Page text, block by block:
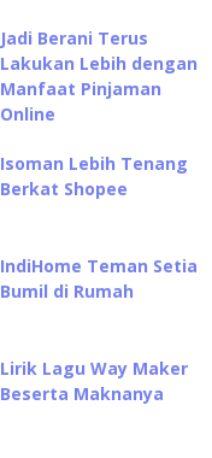
Jadi Berani Terus
Lakukan Lebih dengan
Manfaat Pinjaman
Online
Isoman Lebih Tenang
Berkat Shopee
IndiHome Teman Setia
Bumil di Rumah
Lirik Lagu Way Maker
Beserta Maknanya